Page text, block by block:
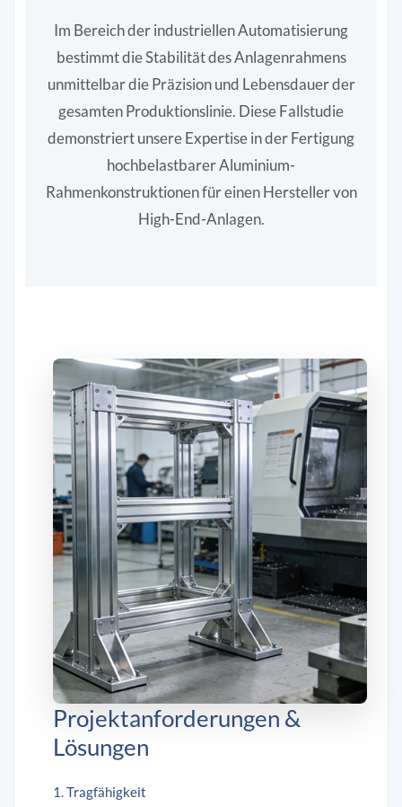
Im Bereich der industriellen Automatisierung
bestimmt die Stabilität des Anlagenrahmens
unmittelbar die Präzision und Lebensdauer der
gesamten Produktionslinie. Diese Fallstudie
demonstriert unsere Expertise in der Fertigung
hochbelastbarer Aluminium-
Rahmenkonstruktionen für einen Hersteller von
High-End-Anlagen.
Projektanforderungen &
Lösungen
1. Tragfähigkeit